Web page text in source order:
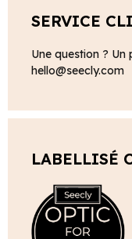
SERVICE
Une question ? Un
hello@seecly.com
LABELLISÉ